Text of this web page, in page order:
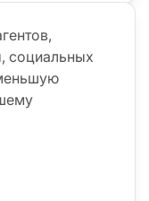
социальных